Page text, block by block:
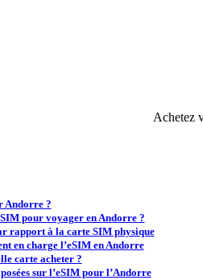
Achetez
Andorre ?
pour voyager en Andorre ?
rapport à la carte SIM physique
en charge l’eSIM en Andorre
carte acheter ?
sur l’eSIM pour l’Andorre